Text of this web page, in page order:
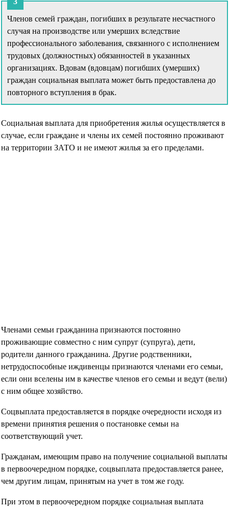
Членов семей граждан, погибших в результате несчастного
случая на производстве или умерших вследствие
профессионального заболевания, связанного с исполнением
трудовых (должностных) обязанностей в указанных
организациях. Вдовам (вдовцам) погибших (умерших)
граждан социальная выплата может быть предоставлена до
повторного вступления в брак.
Социальная выплата для приобретения жилья осуществляется в
случае, если граждане и члены их семей постоянно проживают
на территории ЗАТО и не имеют жилья за его пределами.
Членами семьи гражданина признаются постоянно
проживающие совместно с ним супруг (супруга), дети,
родители данного гражданина. Другие родственники,
нетрудоспособные иждивенцы признаются членами его семьи,
если они вселены им в качестве членов его семьи и ведут (вели)
с ним общее хозяйство.
Соцвыплата предоставляется в порядке очередности исходя из
времени принятия решения о постановке семьи на
соответствующий учет.
Гражданам, имеющим право на получение социальной выплаты
в первоочередном порядке, соцвыплата предоставляется ранее,
чем другим лицам, принятым на учет в том же году.
При этом в первоочередном порядке социальная выплата